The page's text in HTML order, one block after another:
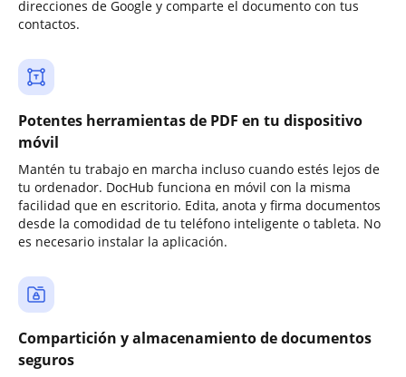
direcciones de Google y comparte el documento con tus
contactos.
Potentes herramientas de PDF en tu dispositivo
móvil
Mantén tu trabajo en marcha incluso cuando estés lejos de
tu ordenador. DocHub funciona en móvil con la misma
facilidad que en escritorio. Edita, anota y firma documentos
desde la comodidad de tu teléfono inteligente o tableta. No
es necesario instalar la aplicación.
Compartición y almacenamiento de documentos
seguros